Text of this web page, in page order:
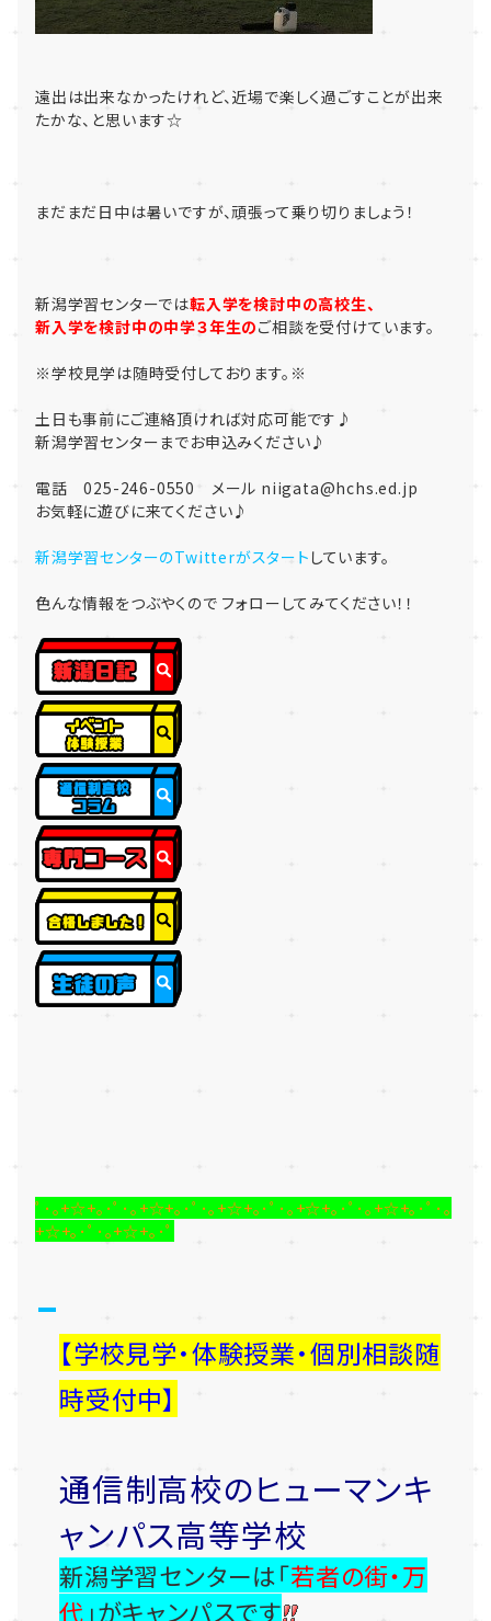
遠出は出来なかったけれど、近場で楽しく過ごすことが出来
たかな、と思います☆
まだまだ日中は暑いですが、頑張って乗り切りましょう！
新潟学習センターでは転入学を検討中の高校生、
新入学を検討中の中学３年生のご相談を受付けています。
※学校見学は随時受付しております。※
土日も事前にご連絡頂ければ対応可能です♪
新潟学習センターまでお申込みください♪
電話 025-246-0550 メール niigata@hchs.ed.jp
お気軽に遊びに来てください♪
新潟学習センターのTwitterがスタート しています。
色んな情報をつぶやくので フォローしてみてください！！
ﾟ･｡+☆+｡･ﾟ･｡+☆+｡･ﾟ･｡+☆+｡･ﾟ･｡+☆+｡･ﾟ･｡+☆+｡･ﾟ･｡
+☆+｡･ﾟ･｡+☆+｡･ﾟ
【学校見学・体験授業・個別相談随
時受付中】
通信制高校のヒューマンキ
ャンパス高等学校
新潟学習センターは「若者の街・万
代 」がキャンパスです